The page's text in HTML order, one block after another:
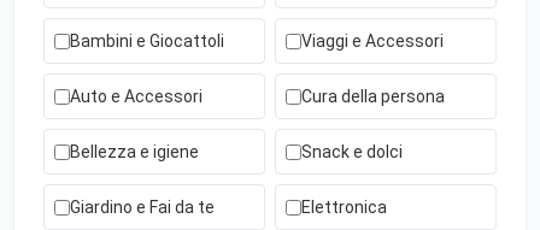
Bambini e Giocattoli Viaggi e Accessori
Auto e Accessori Cura della persona
Bellezza e igiene Snack e dolci
Giardino e Fai da te Elettronica